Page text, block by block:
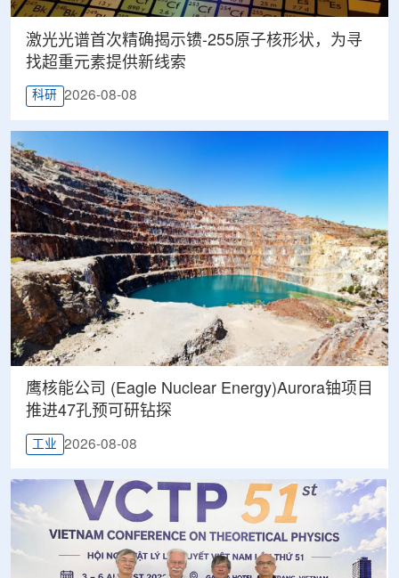
激光光谱首次精确揭示镄-255原子核形状，为寻
找超重元素提供新线索
科研 2026-08-08
鹰核能公司 (Eagle Nuclear Energy)Aurora铀项目
推进47孔预可研钻探
工业 2026-08-08